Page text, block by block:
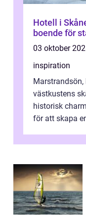
Hotell i
boende för
03 oktober
inspiration
Marstrandsön,
västkustens
historisk
för att skapa